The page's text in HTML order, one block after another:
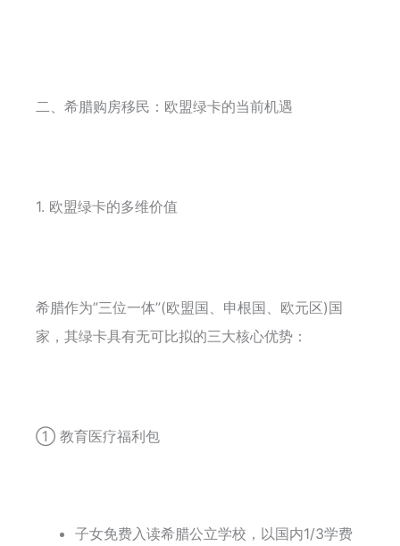
二、希腊购房移民：欧盟绿卡的当前机遇
1. 欧盟绿卡的多维价值
希腊作为”三位一体”(欧盟国、申根国、欧元区)国
家，其绿卡具有无可比拟的三大核心优势：
① 教育医疗福利包
子女免费入读希腊公立学校，以国内1/3学费